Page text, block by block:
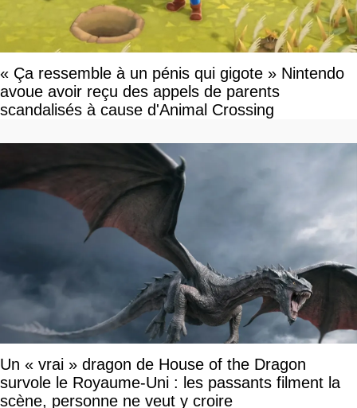
« Ça ressemble à un pénis qui gigote » Nintendo
avoue avoir reçu des appels de parents
scandalisés à cause d'Animal Crossing
Un « vrai » dragon de House of the Dragon
survole le Royaume-Uni : les passants filment la
scène, personne ne veut y croire